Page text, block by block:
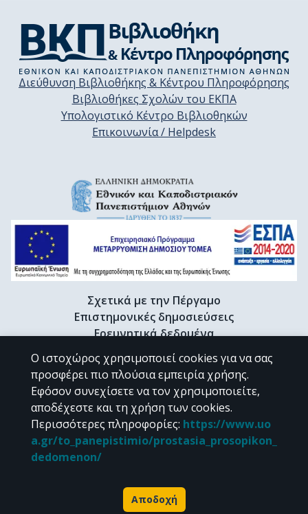
Διεύθυνση Βιβλιοθήκης & Κέντρου Πληροφόρησης
Βιβλιοθήκες Σχολών του ΕΚΠΑ
Υπολογιστικό Κέντρο Βιβλιοθηκών
Επικοινωνία / Helpdesk
Σχετικά με την Πέργαμο
Επιστημονικές δημοσιεύσεις
Ερευνητικά δεδομένα
Διδακτορικές διατριβές & Γκρίζα βιβλιογραφία
Προφίλ Ερευνητή
CC BY-NC 4.0
Εκτός αν αναφέρεται διαφορετικά, το υλικό της "Περγάμου" διατίθεται
Powered by
Ο ιστοχώρος χρησιμοποιεί cookies για να σας
προσφέρει πιο πλούσια εμπειρία χρήσης.
Εφόσον συνεχίσετε να τον χρησιμοποιείτε,
αποδέχεστε και τη χρήση των cookies.
Περισσότερες πληροφορίες: https://www.uo
a.gr/to_panepistimio/prostasia_prosopikon_
dedomenon/
Αποδοχή